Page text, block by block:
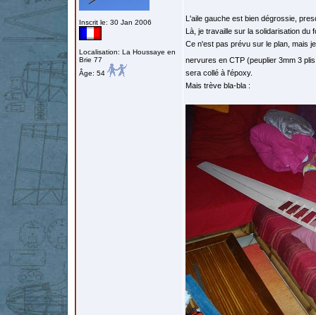
Inscrit le: 30 Jan 2006
Localisation: La Houssaye en
Brie 77
Âge: 54
L'aile gauche est bien dégrossie,
Là, je travaille sur la solidarisation du
Ce n'est pas prévu sur le plan, mais
nervures en CTP (peuplier 3mm 3
sera collé à l'époxy.
Mais trève bla-bla :